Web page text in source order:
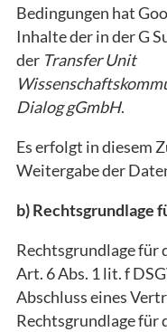
Bedingungen hat
Inhalte der in der G
der Transfer Unit
Dialog gGmbH.
Es erfolgt in diesem
Weitergabe der
b) Rechtsgrundlage
Rechtsgrundlage für
Art. 6 Abs. 1 lit. f
Abschluss eines
Rechtsgrundlage für